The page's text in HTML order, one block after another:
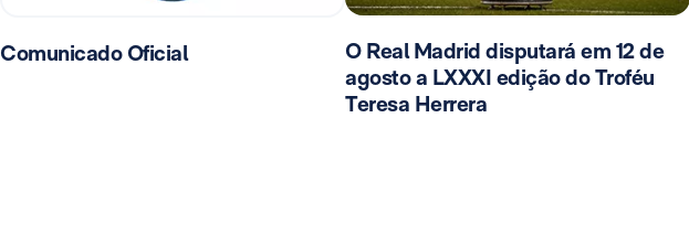
Comunicado Oficial
O Real Madrid disputará em 12 de
agosto a LXXXI edição do Troféu
Teresa Herrera